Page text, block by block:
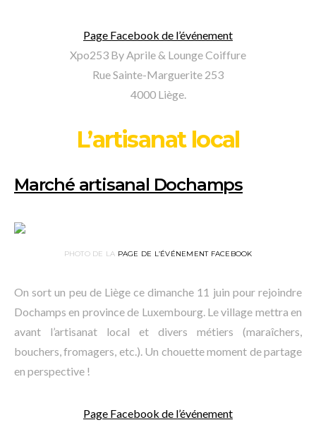
Page Facebook de l’événement
Xpo253 By Aprile & Lounge Coiffure
Rue Sainte-Marguerite 253
4000 Liège.
L’artisanat local
Marché artisanal Dochamps
PHOTO DE LA PAGE DE L’ÉVÉNEMENT FACEBOOK
On sort un peu de Liège ce dimanche 11 juin pour rejoindre
Dochamps en province de Luxembourg. Le village mettra en
avant l’artisanat local et divers métiers (maraîchers,
bouchers, fromagers, etc.). Un chouette moment de partage
en perspective !
Page Facebook de l’événement